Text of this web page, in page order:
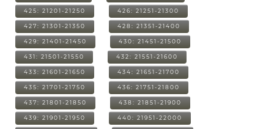
425: 21201-21250 426: 21251-21300
427: 21301-21350 428: 21351-21400
429: 21401-21450 430: 21451-21500
431: 21501-21550 432: 21551-21600
433: 21601-21650 434: 21651-21700
435: 21701-21750 436: 21751-21800
437: 21801-21850 438: 21851-21900
439: 21901-21950 440: 21951-22000